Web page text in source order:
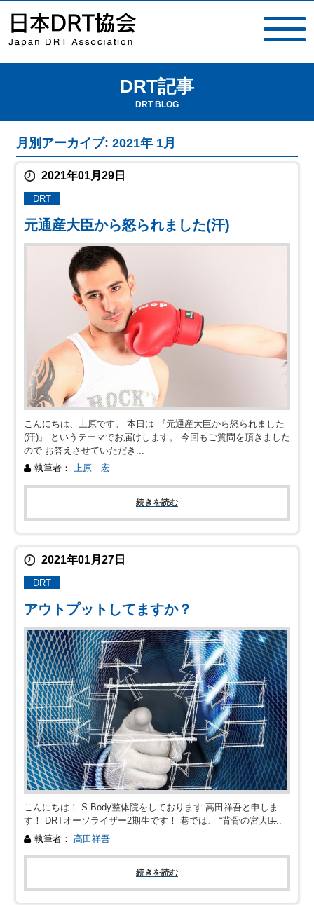
DRT記事
DRT BLOG
月別アーカイブ: 2021年 1月
2021年01月29日
DRT
元通産大臣から怒られました(汗)
こんにちは、上原です。 本日は 『元通産大臣から怒られました
(汗)』 というテーマでお届けします。 今回もご質問を頂きました
ので お答えさせていただき...
執筆者：
上原 宏
続きを読む
2021年01月27日
DRT
アウトプットしてますか？
こんにちは！ S-Body整体院をしております 高田祥吾と申しま
す！ DRTオーソライザー2期生です！ 巷では、 “背骨の宮大工̶...
執筆者： 高田祥吾
続きを読む